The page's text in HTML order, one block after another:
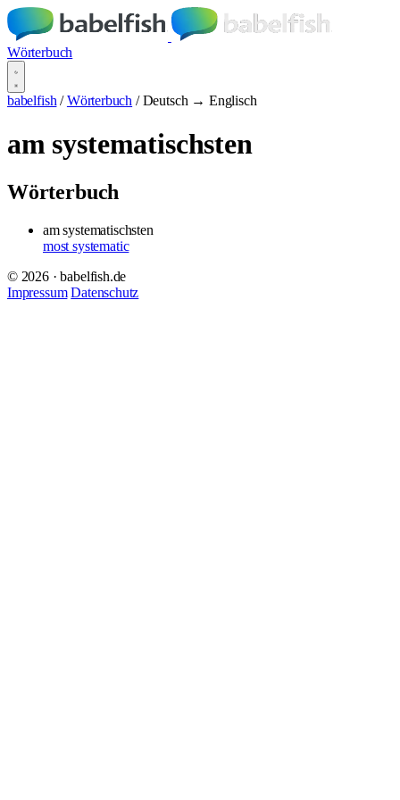
Wörterbuch
babelfish / Wörterbuch / Deutsch → Englisch
am systematischsten
Wörterbuch
am systematischsten
most systematic
© 2026 · babelfish.de
Impressum Datenschutz